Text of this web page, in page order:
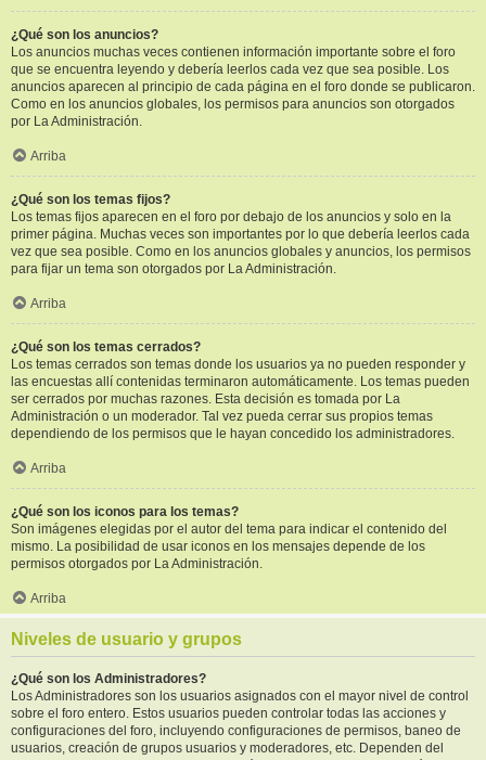
¿Qué son los anuncios?
Los anuncios muchas veces contienen información importante sobre el foro
que se encuentra leyendo y debería leerlos cada vez que sea posible. Los
anuncios aparecen al principio de cada página en el foro donde se publicaron.
Como en los anuncios globales, los permisos para anuncios son otorgados
por La Administración.
Arriba
¿Qué son los temas fijos?
Los temas fijos aparecen en el foro por debajo de los anuncios y solo en la
primer página. Muchas veces son importantes por lo que debería leerlos cada
vez que sea posible. Como en los anuncios globales y anuncios, los permisos
para fijar un tema son otorgados por La Administración.
Arriba
¿Qué son los temas cerrados?
Los temas cerrados son temas donde los usuarios ya no pueden responder y
las encuestas allí contenidas terminaron automáticamente. Los temas pueden
ser cerrados por muchas razones. Esta decisión es tomada por La
Administración o un moderador. Tal vez pueda cerrar sus propios temas
dependiendo de los permisos que le hayan concedido los administradores.
Arriba
¿Qué son los iconos para los temas?
Son imágenes elegidas por el autor del tema para indicar el contenido del
mismo. La posibilidad de usar iconos en los mensajes depende de los
permisos otorgados por La Administración.
Arriba
Niveles de usuario y grupos
¿Qué son los Administradores?
Los Administradores son los usuarios asignados con el mayor nivel de control
sobre el foro entero. Estos usuarios pueden controlar todas las acciones y
configuraciones del foro, incluyendo configuraciones de permisos, baneo de
usuarios, creación de grupos usuarios y moderadores, etc. Dependen del